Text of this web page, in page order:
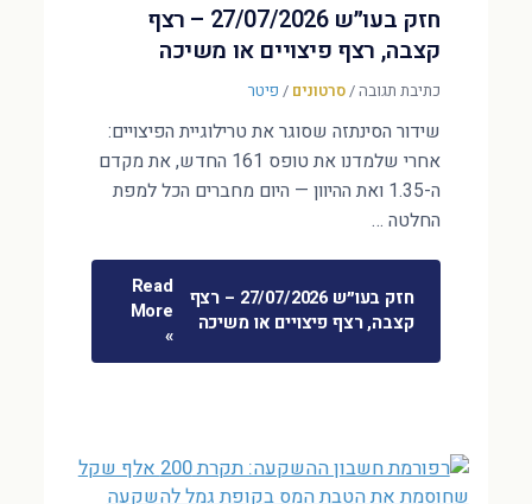
חזק בעו״ש 27/07/2026 – רצף
קצבה, רצף פיצויים או משיכה
כתיבת תגובה/סרטונים / פיטר
שידור הסינתזה שסוגר את טרילוגיית הפיצויים:
אחרי שלמדנו את טופס 161 החדש, את מקדם
ה-1.35 ואת ההיוון — היום מחברים הכל למפת
החלטה …
חזק בעו״ש 27/07/2026 – רצף
קצבה, רצף פיצויים או משיכה
Read
More
»